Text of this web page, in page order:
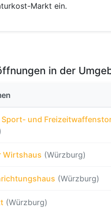
Markt ein.
in der
Sport- und
Wirtshaus (Würzburg)
(Würzburg)
(Würzburg)